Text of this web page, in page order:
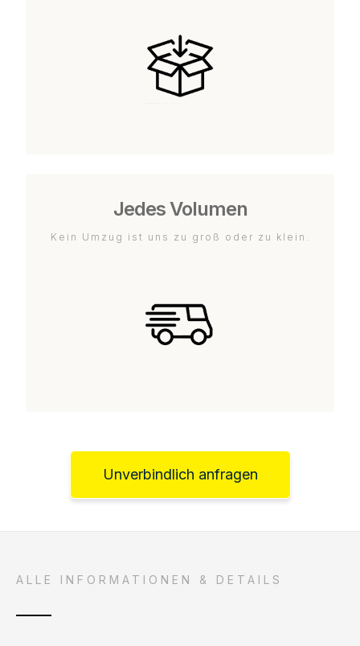
Jedes Volumen
Kein Umzug ist uns zu groß oder zu klein.
Unverbindlich anfragen
ALLE INFORMATIONEN & DETAILS